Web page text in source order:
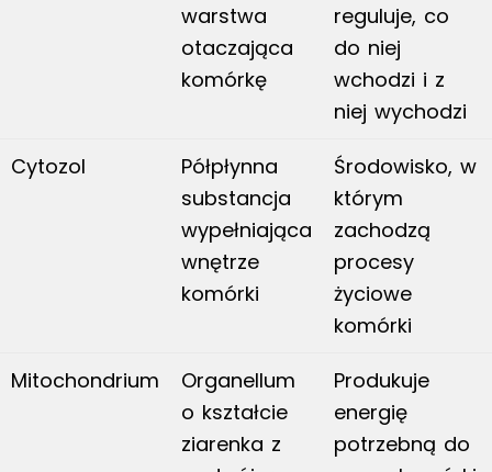
warstwa
otaczająca
komórkę
reguluje, co
do niej
wchodzi i z
niej wychodzi
Cytozol
Półpłynna
substancja
wypełniająca
wnętrze
komórki
Środowisko, w
którym
zachodzą
procesy
życiowe
komórki
Mitochondrium
Organellum
o kształcie
ziarenka z
Produkuje
energię
potrzebną do